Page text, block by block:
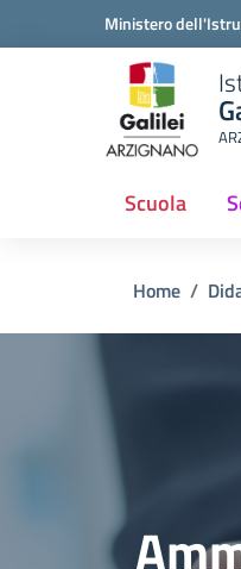
Ministero
Scuola
Home